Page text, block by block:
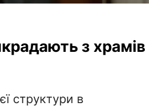
з храмів
структури в